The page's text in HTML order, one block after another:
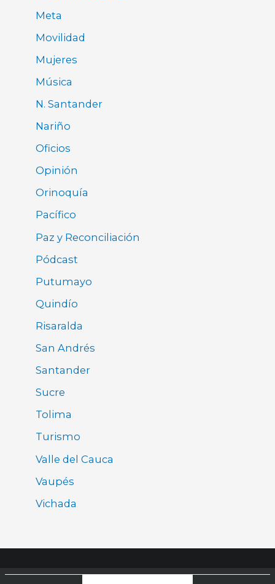
Meta
Movilidad
Mujeres
Música
N. Santander
Nariño
Oficios
Opinión
Orinoquía
Pacífico
Paz y Reconciliación
Pódcast
Putumayo
Quindío
Risaralda
San Andrés
Santander
Sucre
Tolima
Turismo
Valle del Cauca
Vaupés
Vichada